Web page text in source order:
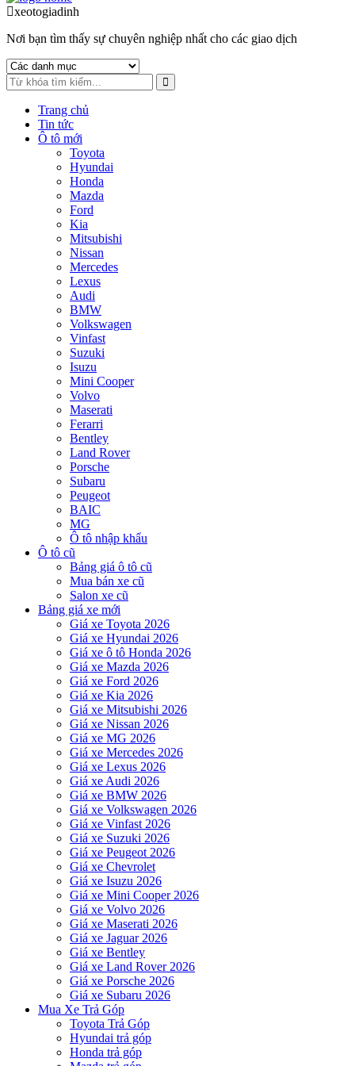
to
toxeotogiadinh
Nơi bạn tìm thấy sự chuyên nghiệp nhất cho các giao dịch
Trang chủ
Tin tức
Ô tô mới
Toyota
Hyundai
Honda
Mazda
Ford
Kia
Mitsubishi
Nissan
Mercedes
Lexus
Audi
BMW
Volkswagen
Vinfast
Suzuki
Isuzu
Mini Cooper
Volvo
Maserati
Ferarri
Bentley
Land Rover
Porsche
Subaru
Peugeot
BAIC
MG
Ô tô nhập khẩu
Ô tô cũ
Bảng giá ô tô cũ
Mua bán xe cũ
Salon xe cũ
Bảng giá xe mới
Giá xe Toyota 2026
Giá xe Hyundai 2026
Giá xe ô tô Honda 2026
Giá xe Mazda 2026
Giá xe Ford 2026
Giá xe Kia 2026
Giá xe Mitsubishi 2026
Giá xe Nissan 2026
Giá xe MG 2026
Giá xe Mercedes 2026
Giá xe Lexus 2026
Giá xe Audi 2026
Giá xe BMW 2026
Giá xe Volkswagen 2026
Giá xe Vinfast 2026
Giá xe Suzuki 2026
Giá xe Peugeot 2026
Giá xe Chevrolet
Giá xe Isuzu 2026
Giá xe Mini Cooper 2026
Giá xe Volvo 2026
Giá xe Maserati 2026
Giá xe Jaguar 2026
Giá xe Bentley
Giá xe Land Rover 2026
Giá xe Porsche 2026
Giá xe Subaru 2026
Mua Xe Trả Góp
Toyota Trả Góp
Hyundai trả góp
Honda trả góp